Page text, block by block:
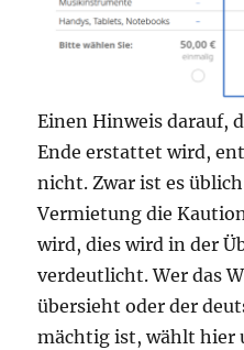
Einen Hinweis darauf,
Ende erstattet wird,
nicht. Zwar ist es
Vermietung die
wird, dies wird in der
verdeutlicht. Wer das
übersieht oder der
mächtig ist, wählt hier